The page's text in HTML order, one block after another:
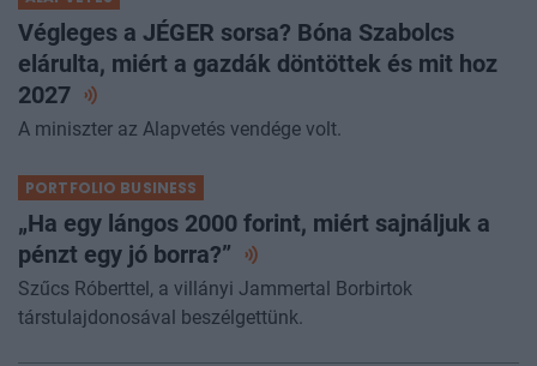
Végleges a JÉGER sorsa? Bóna Szabolcs
elárulta, miért a gazdák döntöttek és mit hoz
2027
A miniszter az Alapvetés vendége volt.
PORTFOLIO BUSINESS
„Ha egy lángos 2000 forint, miért sajnáljuk a
pénzt egy jó borra?”
Szűcs Róberttel, a villányi Jammertal Borbirtok
társtulajdonosával beszélgettünk.